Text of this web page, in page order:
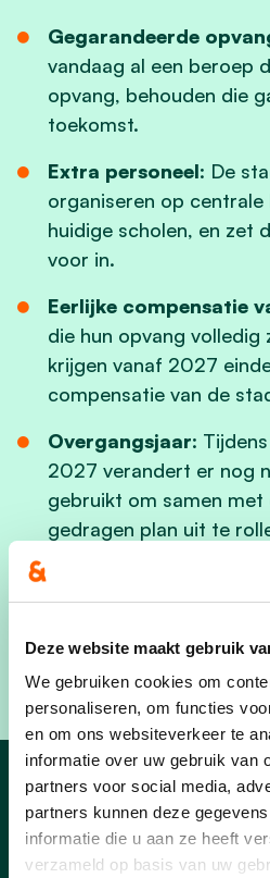
Deze website maakt gebruik
We gebruiken cookies om
personaliseren, om functies
en om ons websiteverkeer te
informatie over uw gebruik van
partners voor social media,
partners kunnen deze
informatie die u aan ze heeft
verzameld op basis van uw
Gegarandeerde
vandaag al een beroep
opvang, behouden die
toekomst.
Extra personeel: De
organiseren op centrale
huidige scholen, en zet
voor in.
Eerlijke compensatie
die hun opvang volledig
krijgen vanaf 2027
compensatie van de
Overgangsjaar:
2027 verandert er nog
gebruikt om samen met
gedragen plan uit te
cd&v Sint-Niklaas blijft de
betaalbaarheid en nabijheid
absolute prioriteiten in de
Nieuws